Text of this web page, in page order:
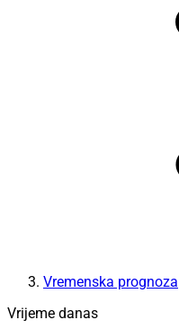
Vremenska prognoza
Vrijeme danas